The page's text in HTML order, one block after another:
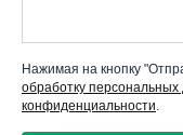
Нажимая на кнопку
обработку
конфиденциальности.